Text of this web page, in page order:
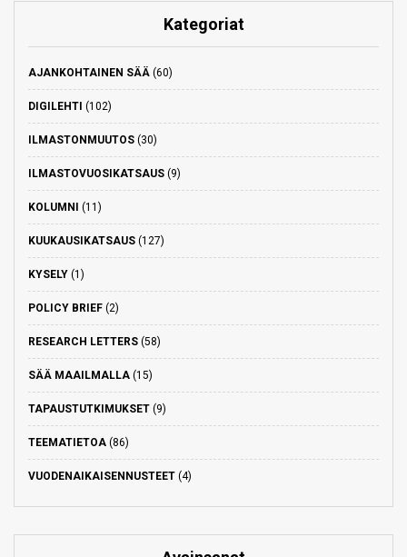
Kategoriat
AJANKOHTAINEN SÄÄ (60)
DIGILEHTI (102)
ILMASTONMUUTOS (30)
ILMASTOVUOSIKATSAUS (9)
KOLUMNI (11)
KUUKAUSIKATSAUS (127)
KYSELY (1)
POLICY BRIEF (2)
RESEARCH LETTERS (58)
SÄÄ MAAILMALLA (15)
TAPAUSTUTKIMUKSET (9)
TEEMATIETOA (86)
VUODENAIKAISENNUSTEET (4)